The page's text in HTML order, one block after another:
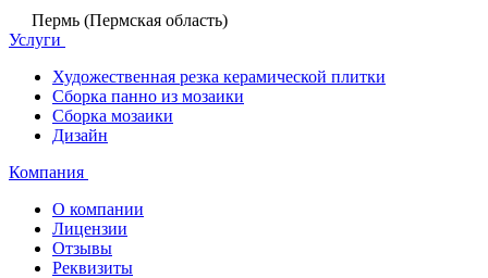
Пермь (Пермская область)
Услуги
Художественная резка керамической плитки
Сборка панно из мозаики
Сборка мозаики
Дизайн
Компания
О компании
Лицензии
Отзывы
Реквизиты